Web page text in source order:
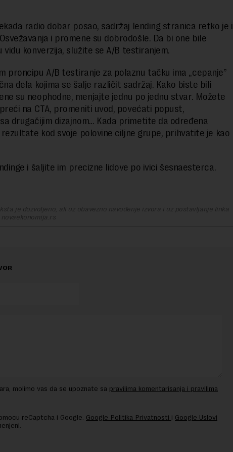
radio dobar posao, sadržaj lending stranica retko je i
i promene su dobrodošle. Da bi one bile
vidu konverzija, služite se A/B testiranjem.
proncipu A/B testiranje za polaznu tačku ima „cepanje”
dela kojima se šalje različit sadržaj. Kako biste bili
su neophodne, menjajte jednu po jednu stvar. Možete
na CTA, promeniti uvod, povećati popust,
drugačijim dizajnom… Kada primetite da određena
rezultate kod svoje polovine ciljne grupe, prihvatite je kao
i šaljite im precizne lidove po ivici šesnaesterca.
je dozvoljeno, ali uz obavezno navođenje izvora i uz postavljanje linka
molimo vas da se upoznate sa pravilima komentarisanja i pravilima
reCaptcha i Google. Google Politika Privatnosti i Google Uslovi